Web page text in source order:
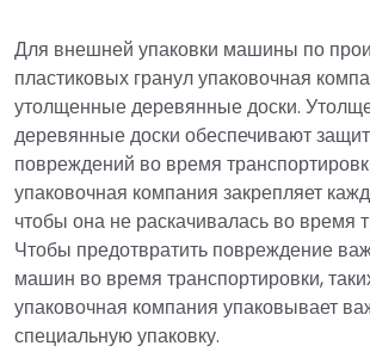
Для внешней упаковки машины по
пластиковых гранул упаковочная
утолщенные деревянные доски.
деревянные доски обеспечивают
повреждений во время
упаковочная компания закрепляет
чтобы она не раскачивалась во время
Чтобы предотвратить повреждение
машин во время транспортировки,
упаковочная компания упаковывает
специальную упаковку.